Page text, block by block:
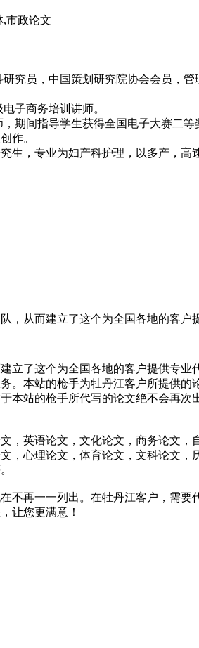
,市政论文
究员，中国策划研究院协会会员，
子商务培训讲师。
期间指导学生获得全国电子大赛二等
作。
生，专业为妇产科护理，以多产，高
，从而建立了这个为全国各地的客
立了这个为全国各地的客户提供专
。本站的枪手为牡丹江客户所提供
本站的枪手所代写的论文绝不会再
，英语论文，文化论文，商务论文
，心理论文，体育论文，文科论文
不再一一列出。在牡丹江客户，需
让您更满意！